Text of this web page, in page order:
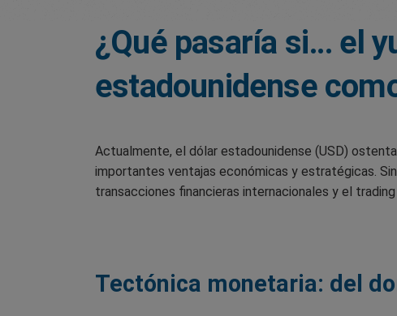
¿Qué pasaría si… el
estadounidense
Actualmente, el dólar estadounidense (USD)
importantes ventajas económicas y estratégicas.
transacciones financieras internacionales y el
Tectónica monetaria: del